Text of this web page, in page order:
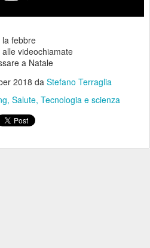
la febbre
videochiamate
a Natale
2018 da Stefano Terraglia
Salute Tecnologia e scienza